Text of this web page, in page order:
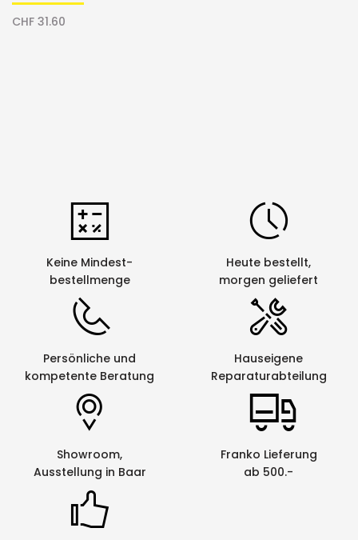
CHF 31.60
Keine Mindest-
bestellmenge
Heute bestellt,
morgen geliefert
Persönliche und
kompetente Beratung
Hauseigene
Reparaturabteilung
Showroom,
Ausstellung in Baar
Franko Lieferung
ab 500.-